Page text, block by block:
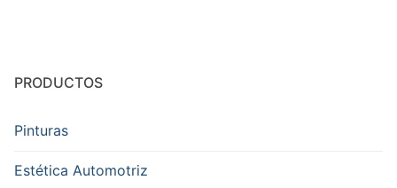
PRODUCTOS
Pinturas
Estética Automotriz